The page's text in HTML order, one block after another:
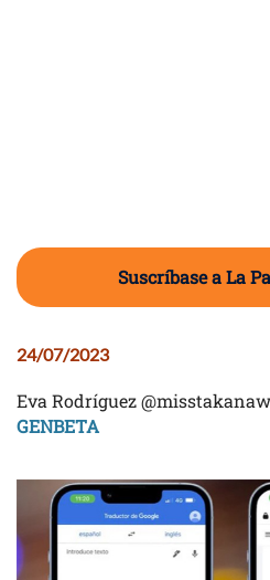
Suscríbase a La
24/07/2023
Eva Rodríguez
GENBETA